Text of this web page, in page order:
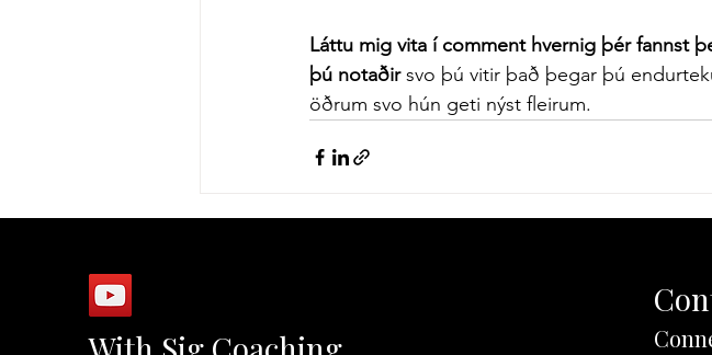
Láttu mig vita í comment hvernig þér fannst
þú notaðir svo þú vitir það þegar þú
öðrum svo hún geti nýst fleirum.